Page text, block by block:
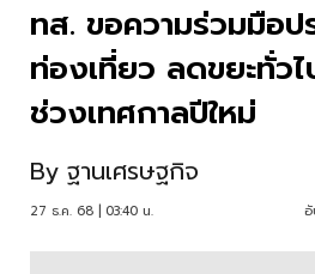
ทส. ขอความร่วมมือป
ท่องเที่ยว ลดขยะทั่วไ
ช่วงเทศกาลปีใหม่
By ฐานเศรษฐกิจ
27 ธ.ค. 68 | 03:40 น.